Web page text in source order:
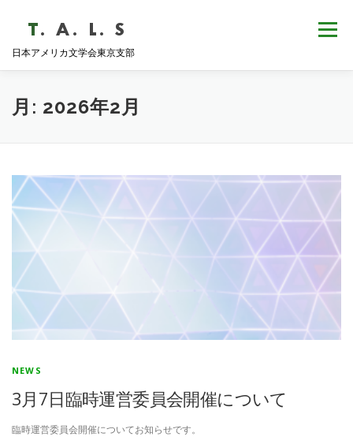
ツ
日本アメリカ文学会東京支部
メニュー
HOME NEWS
月: 2026年2月
NEWS
3月7日臨時運営委員会開催について
臨時運営委員会開催についてお知らせです。